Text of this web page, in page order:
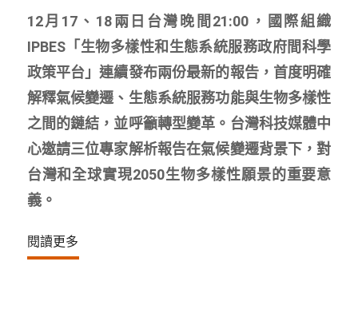
12月17、18兩日台灣晚間21:00，國際組織
IPBES「生物多樣性和生態系統服務政府間科學
政策平台」連續發布兩份最新的報告，首度明確
解釋氣候變遷、生態系統服務功能與生物多樣性
之間的鏈結，並呼籲轉型變革。台灣科技媒體中
心邀請三位專家解析報告在氣候變遷背景下，對
台灣和全球實現2050生物多樣性願景的重要意
義。
閱讀更多